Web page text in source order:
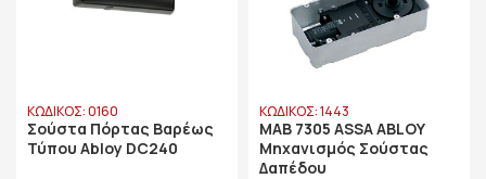
ΚΩΔΙΚΟΣ: 0160
Σούστα Πόρτας Βαρέως
Τύπου Abloy DC240
ΚΩΔΙΚΟΣ: 1443
MAB 7305 ASSA ABLOY
Μηχανισμός Σούστας
Δαπέδου